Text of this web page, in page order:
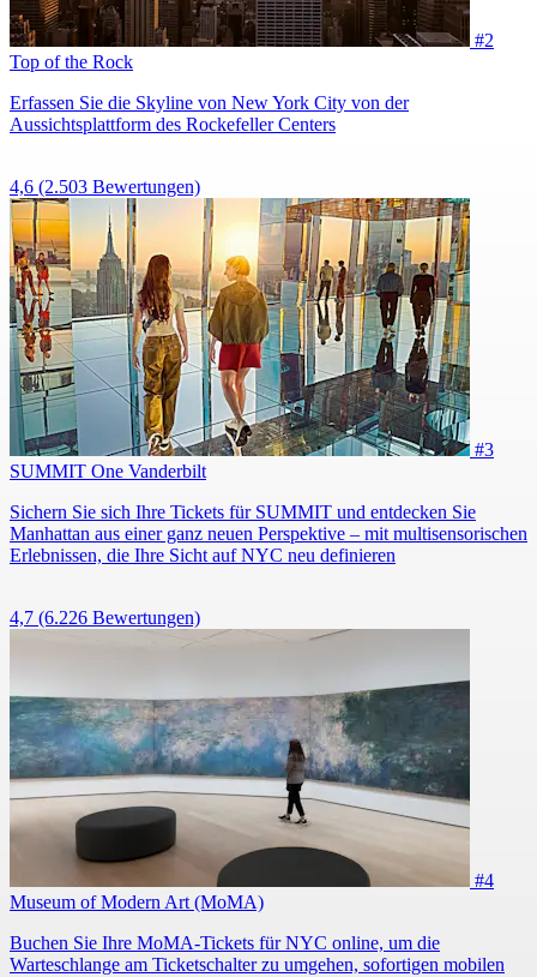
#2
Top of the Rock
Erfassen Sie die Skyline von New York City von der
Aussichtsplattform des Rockefeller Centers
4,6 (2.503 Bewertungen)
#3
SUMMIT One Vanderbilt
Sichern Sie sich Ihre Tickets für SUMMIT und entdecken Sie
Manhattan aus einer ganz neuen Perspektive – mit multisensorischen
Erlebnissen, die Ihre Sicht auf NYC neu definieren
4,7 (6.226 Bewertungen)
#4
Museum of Modern Art (MoMA)
Buchen Sie Ihre MoMA-Tickets für NYC online, um die
Warteschlange am Ticketschalter zu umgehen, sofortigen mobilen